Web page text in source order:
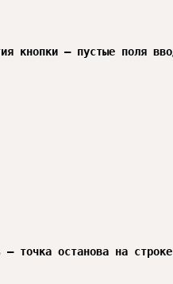
кнопки — пустые поля
— точка останова на